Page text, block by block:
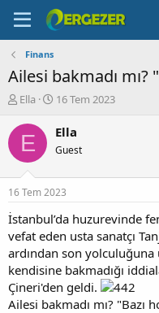
Finans
Ailesi bakmadı mı?
K
n
b
u
u
b
a
ş
l
a
t
a
n
Ella
B
ş
a
g
ı
ç
a
r
i
h
i
16 Tem 2023
E Ella
Guest
16 Tem 2023
İstanbul’da huzurevinde
vefat eden usta sanatçı
ardından son yolculuğuna
kendisine bakmadığı
Çineri'den geldi.
Ailesi bakmadı mı? "Bazı